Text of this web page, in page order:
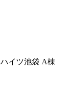
イツ池袋 A棟